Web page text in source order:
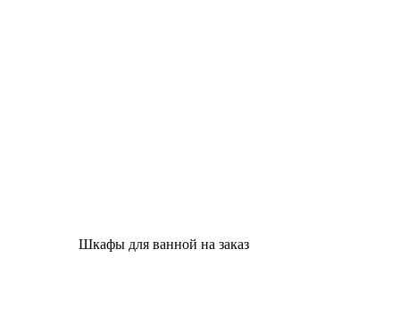
Шкафы для ванной на заказ